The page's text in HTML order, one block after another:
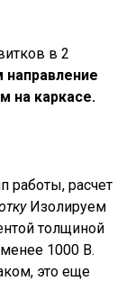
в 2
на каркасе.
Изолируем
толщиной
1000 В.
это еще